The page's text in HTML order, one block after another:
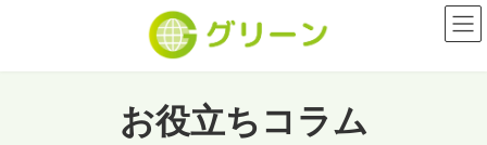
ン
ー
お役立ちコラム